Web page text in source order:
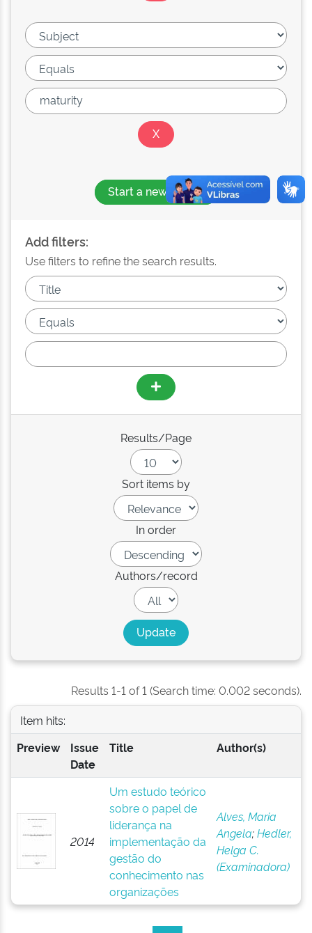
Start a new search
Add filters:
Use filters to refine the search results.
Results/Page
Sort items by
In order
Authors/record
Results 1-1 of 1 (Search time: 0.002 seconds).
Item hits:
Preview
Issue
Date
Title Author(s)
2014
Um estudo teórico
sobre o papel de
liderança na
implementação da
gestão do
conhecimento nas
organizações
Alves, Maria
Angela;Hedler,
Helga C.
(Examinadora)